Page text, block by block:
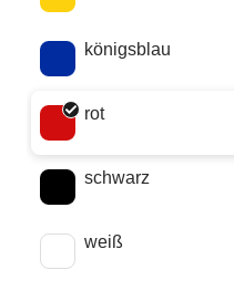
königsblau
rot
schwarz
weiß